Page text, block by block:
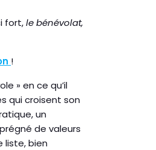
fort,le bénévolat,
!
» en ce qu’il
qui croisent son
un
de valeurs
liste, bien